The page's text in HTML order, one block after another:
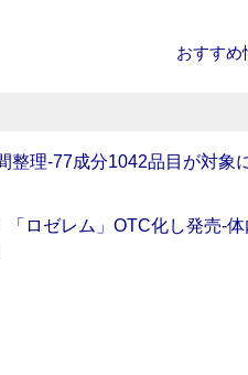
おすすめ
整理‐77成分1042品目が対象
「ロゼレム」OTC化し発売‐